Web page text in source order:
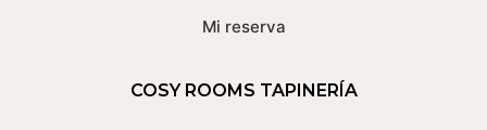
Mi reserva
COSY ROOMS TAPINERÍA